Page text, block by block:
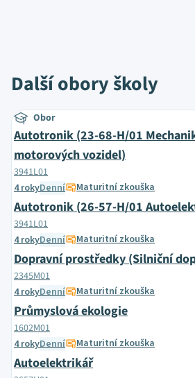
Další obory školy
Obor
Autotronik (23-68-H/01
motorových vozidel)
3941L01
4 rokyDenní Maturitní zkouška
Autotronik (26-57-H/01
3941L01
4 rokyDenní Maturitní zkouška
Dopravní prostředky (Silniční
2345M01
4 rokyDenní Maturitní zkouška
Průmyslová ekologie
1602M01
4 rokyDenní Maturitní zkouška
Autoelektrikář